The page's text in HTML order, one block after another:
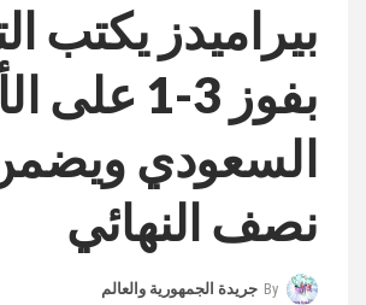
بيراميدز يكتب
بفوز 3-1
السعودي
نصف النهائي
By جريدة الجمهورية والعالم